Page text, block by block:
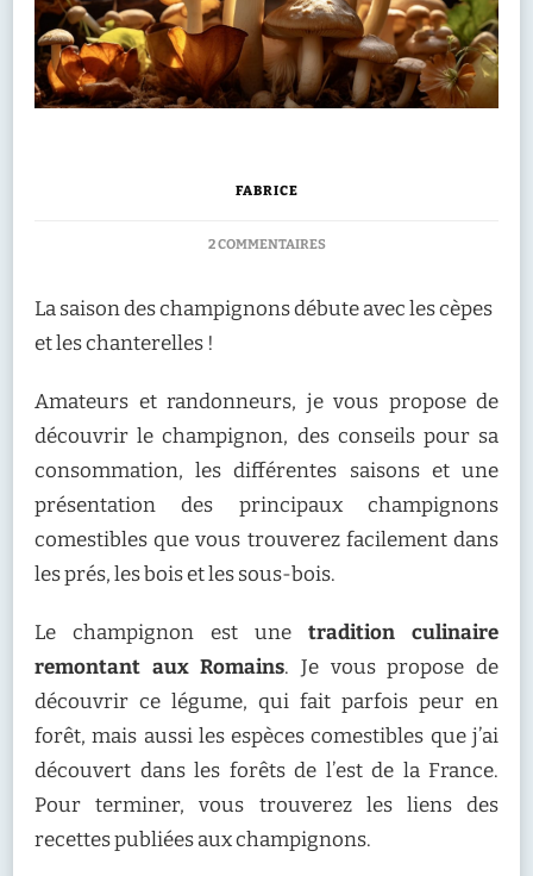
FABRICE
2 COMMENTAIRESSUR
C’EST
La saison des champignons débute avec les cèpes
et les chanterelles !
Amateurs et randonneurs, je vous propose de
découvrir le champignon, des conseils pour sa
consommation, les différentes saisons et une
présentation des principaux champignons
comestibles que vous trouverez facilement dans
les prés, les bois et les sous-bois.
Le champignon est une tradition culinaire
remontant aux Romains. Je vous propose de
découvrir ce légume, qui fait parfois peur en
forêt, mais aussi les espèces comestibles que j’ai
découvert dans les forêts de l’est de la France.
Pour terminer, vous trouverez les liens des
recettes publiées aux champignons.